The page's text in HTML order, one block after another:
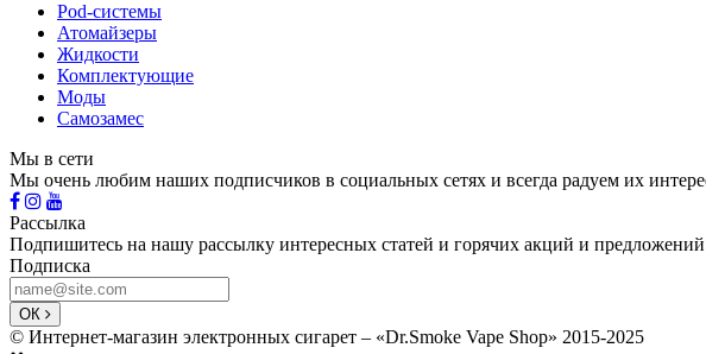
Pod-системы
Атомайзеры
Жидкости
Комплектующие
Моды
Самозамес
Мы в сети
Мы очень любим наших подписчиков в социальных сетях и всегда радуем их
Рассылка
Подпишитесь на нашу рассылку интересных статей и горячих акций и
Подписка
ОК
© Интернет-магазин электронных сигарет – «Dr.Smoke Vape Shop» 2015-2025